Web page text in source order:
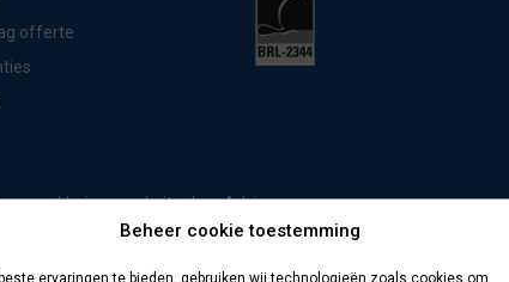
Beheer cookie toestemming
ervaringen te bieden, gebruiken wij technologieën zoals cookies om
offerte
website doorAdvice